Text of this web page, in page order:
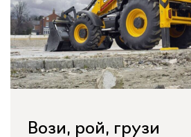
Вози, рой, грузи